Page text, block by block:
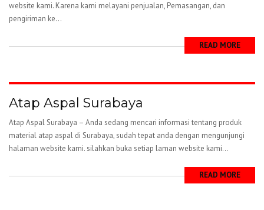
website kami. Karena kami melayani penjualan, Pemasangan, dan
pengiriman ke...
READ MORE
Atap Aspal Surabaya
Atap Aspal Surabaya – Anda sedang mencari informasi tentang produk
material atap aspal di Surabaya, sudah tepat anda dengan mengunjungi
halaman website kami. silahkan buka setiap laman website kami...
READ MORE